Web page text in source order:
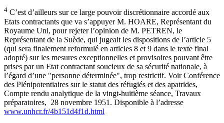
4 C’est d’ailleurs sur ce large pouvoir discrétionnaire accordé aux
Etats contractants que va s’appuyer M. HOARE, Représentant du
Royaume Uni, pour rejeter l’opinion de M. PETREN, le
Représentant de la Suède, qui jugeait les dispositions de l’article 5
(qui sera finalement reformulé en articles 8 et 9 dans le texte final
adopté) sur les mesures exceptionnelles et provisoires pouvant être
prises par un Etat contractant soucieux de sa sécurité nationale, à
l’égard d’une "personne déterminée", trop restrictif. Voir Conférence
des Plénipotentiaires sur le statut des réfugiés et des apatrides,
Compte rendu analytique de la vingt-huitième séance, Travaux
préparatoires, 28 novembre 1951. Disponible à l’adresse
www.unhcr.fr/4b151d4f1d.html